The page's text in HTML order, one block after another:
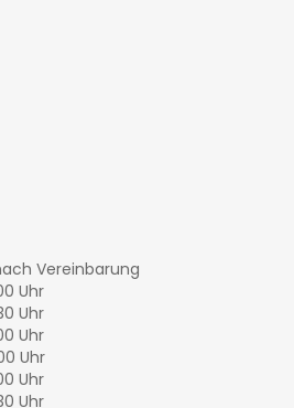
Vereinbarung
Uhr
Uhr
Uhr
Uhr
Uhr
Uhr